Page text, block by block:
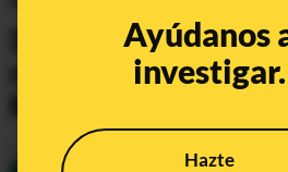
Ayúdanos
investigar.
Hazte
"cobrar todas las
Sánchez" y
mariscada con el
Publicado el